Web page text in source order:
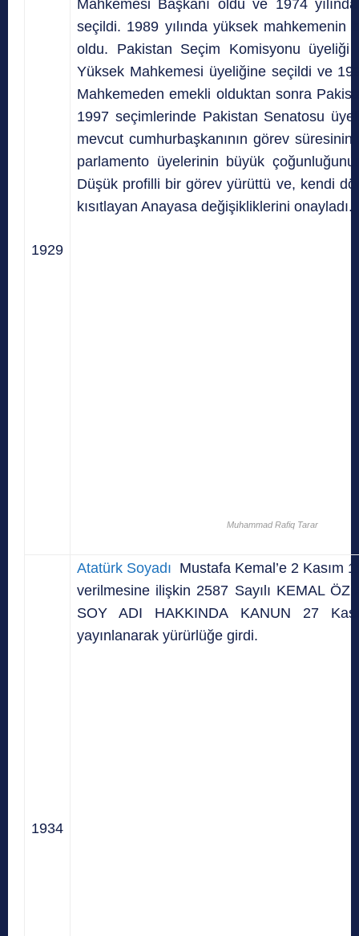
1929
Mahkemesi Başkanı oldu ve 1974
seçildi. 1989 yılında yüksek mahkemenin
oldu. Pakistan Seçim Komisyonu
Yüksek Mahkemesi üyeliğine seçildi ve
Mahkemeden emekli olduktan sonra
1997 seçimlerinde Pakistan Senatosu
mevcut cumhurbaşkanının görev
parlamento üyelerinin büyük
Düşük profilli bir görev yürüttü ve, kendi
kısıtlayan Anayasa değişikliklerini onayladı.
Muhammad Rafiq Tarar
1934
Atatürk Soyadı Mustafa Kemal’e 2 Kasım
verilmesine ilişkin 2587 Sayılı KEMAL
SOY ADI HAKKINDA KANUN 27
yayınlanarak yürürlüğe girdi.